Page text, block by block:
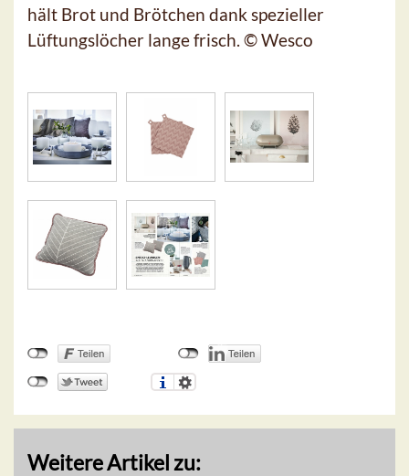
hält Brot und Brötchen dank spezieller
Lüftungslöcher lange frisch. © Wesco
Weitere Artikel zu: